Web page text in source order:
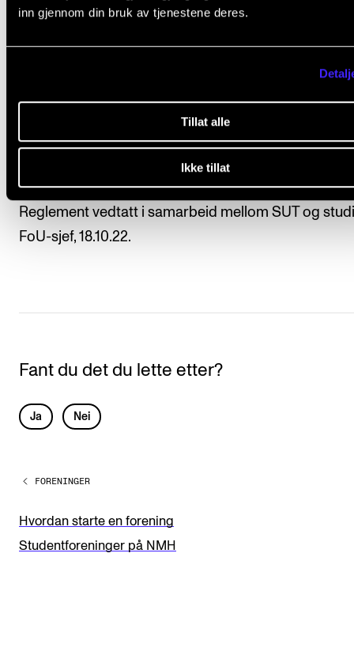
inn gjennom din bruk av tjenestene deres.
Tillat alle
Ikke tillat
Informasjon om foreningen publiseres på NMH og
sine nettsider. Dette er for at andre studenter kan
foreningen og bli medlem.
Reglement vedtatt i samarbeid mellom SUT og
FoU-sjef, 18.10.22.
Fant du det du lette etter?
L
v
e
t
Ja Nei
FORENINGER
Hvordan starte en forening
Studentforeninger på NMH